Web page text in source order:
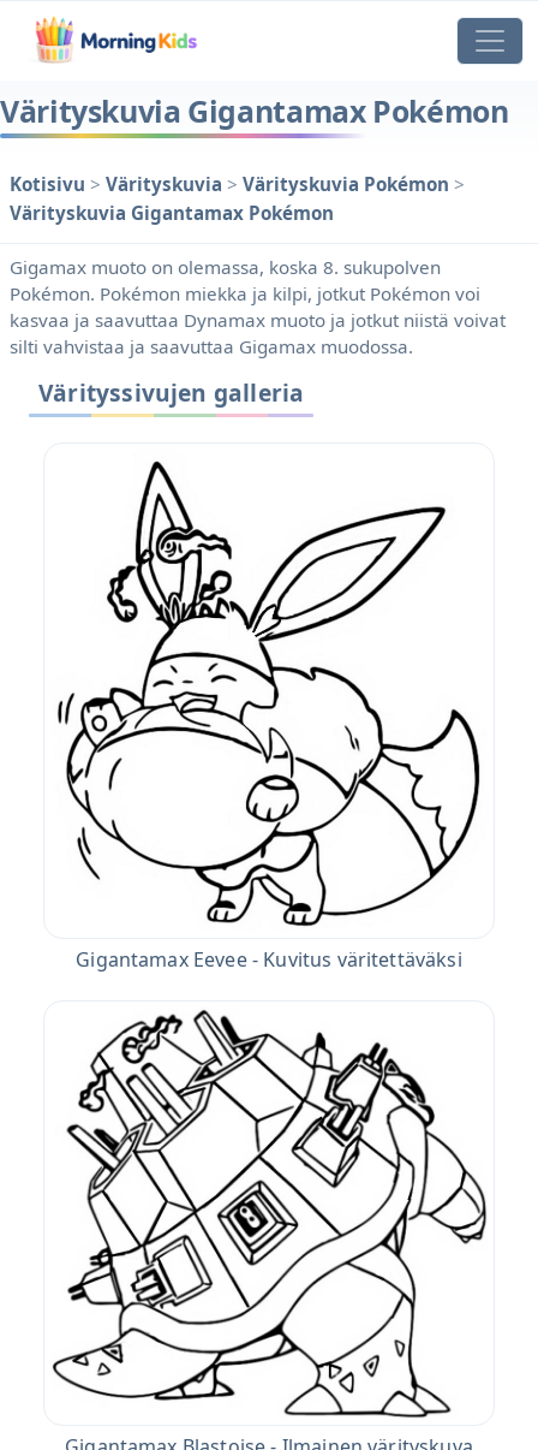
Värityskuvia Gigantamax Pokémon
Kotisivu > Värityskuvia > Värityskuvia Pokémon >
Värityskuvia Gigantamax Pokémon
Gigamax muoto on olemassa, koska 8. sukupolven
Pokémon. Pokémon miekka ja kilpi, jotkut Pokémon voi
kasvaa ja saavuttaa Dynamax muoto ja jotkut niistä voivat
silti vahvistaa ja saavuttaa Gigamax muodossa.
Värityssivujen galleria
Gigantamax Eevee - Kuvitus väritettäväksi